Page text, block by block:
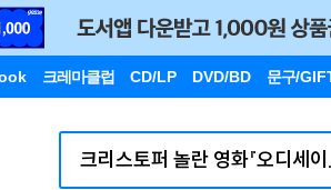
크레마클럽 CD/LP DVD/BD 문구/